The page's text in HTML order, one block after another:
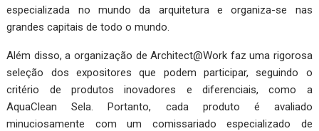
especializada no mundo da arquitetura e organiza-se nas
grandes capitais de todo o mundo.
Além disso, a organização de Architect@Work faz uma rigorosa
seleção dos expositores que podem participar, seguindo o
critério de produtos inovadores e diferenciais, como a
AquaClean Sela. Portanto, cada produto é avaliado
minuciosamente com um comissariado especializado de